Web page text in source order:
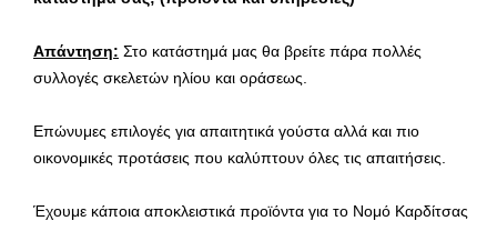
Απάντηση: Στο κατάστημά μας θα βρείτε πάρα πολλές
συλλογές σκελετών ηλίου και οράσεως.
Επώνυμες επιλογές για απαιτητικά γούστα αλλά και πιο
οικονομικές προτάσεις που καλύπτουν όλες τις απαιτήσεις.
Έχουμε κάποια αποκλειστικά προϊόντα για το Νομό Καρδίτσας